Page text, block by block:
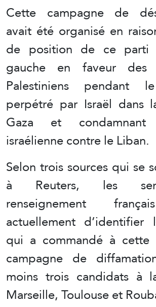
Cette campagne de
avait été organisé en
de position de ce parti
gauche en faveur
Palestiniens pendant
perpétré par Israël dans
Gaza et condamnant
israélienne contre le Liban.
Selon trois sources qui se
à Reuters, les
renseignement
actuellement d’identifier
qui a commandé à cette
campagne de
moins trois candidats à
Marseille, Toulouse et